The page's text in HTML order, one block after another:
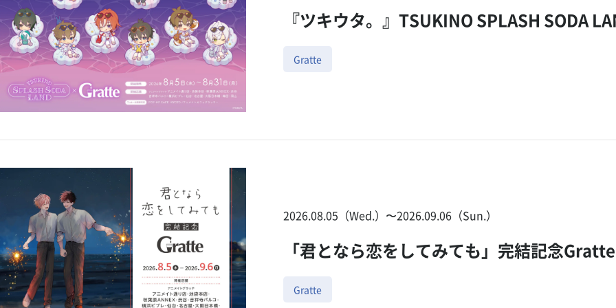
『ツキウタ。』TSUKINO SPLASH SODA
Gratte
2026.08.05（Wed.）〜2026.09.06（Sun.）
「君となら恋をしてみても」完結記念Gratte
Gratte